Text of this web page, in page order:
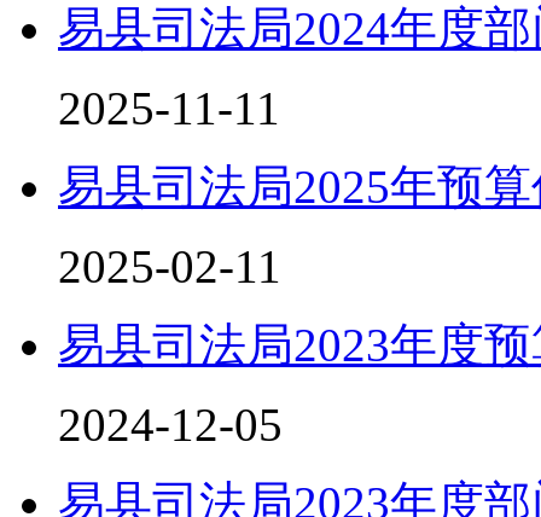
易县司法局2024年度
2025-11-11
易县司法局2025年预
2025-02-11
易县司法局2023年度
2024-12-05
易县司法局2023年度